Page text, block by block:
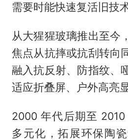
需要时能快速复活旧技
从大猩猩玻璃推出至今
焦点从抗摔或抗刮转向
融入抗反射、防指纹、
适应折叠屏、户外高亮
2000 年代后期至
多元化，拓展环保陶